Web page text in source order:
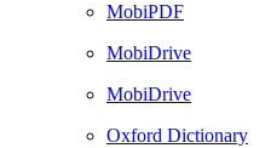
MobiPDF
MobiDrive
MobiDrive
Oxford Dictionary